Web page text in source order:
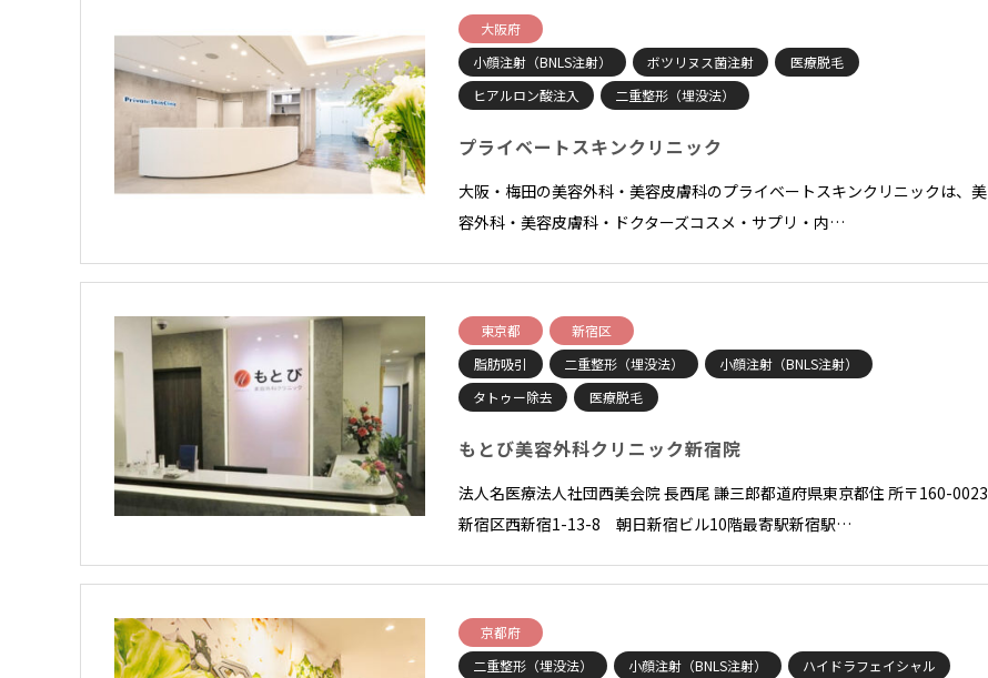
大阪府
小顔注射（BNLS注射）
ボツリヌス菌注射
医療脱毛
ヒアルロン酸注入
二重整形（埋没法）
プライベートスキンクリニック
大阪・梅田の美容外科・美容皮膚科のプライベートスキンクリニックは、美
容外科・美容皮膚科・ドクターズコスメ・サプリ・内…
東京都
新宿区
脂肪吸引
二重整形（埋没法）
小顔注射（BNLS注射）
タトゥー除去
医療脱毛
もとび美容外科クリニック新宿院
法人名医療法人社団西美会院 長西尾 謙三郎都道府県東京都住 所〒160-0023
新宿区西新宿1-13-8 朝日新宿ビル10階最寄駅新宿駅…
京都府
二重整形（埋没法）
小顔注射（BNLS注射）
ハイドラフェイシャル